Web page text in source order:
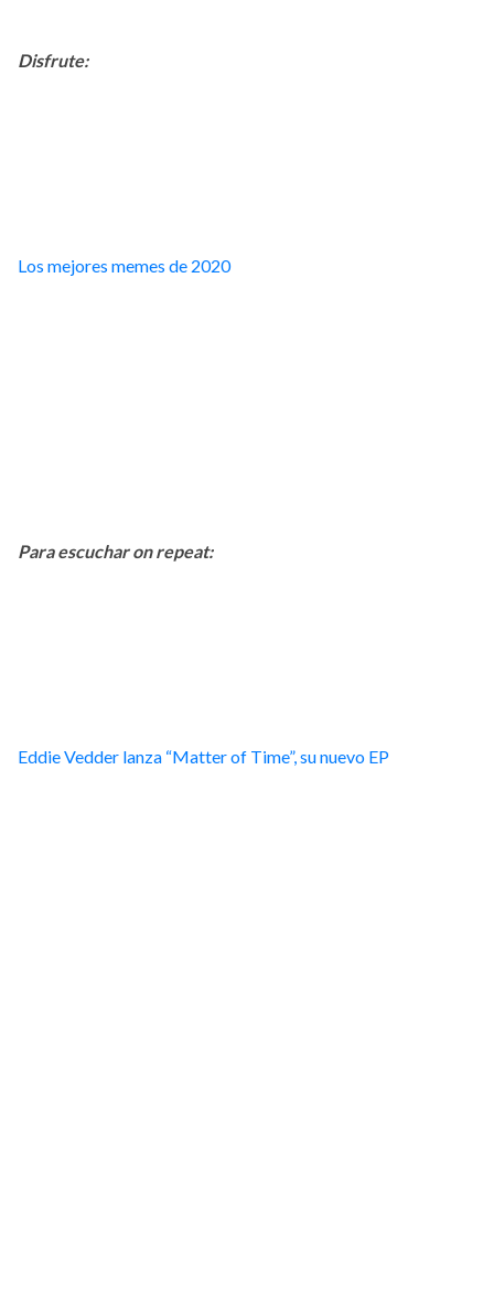
Disfrute:
Los mejores memes de 2020
Para escuchar on repeat:
Eddie Vedder lanza “Matter of Time”, su nuevo EP